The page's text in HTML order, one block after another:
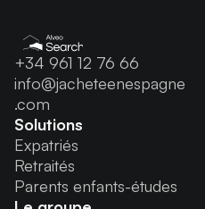
+34 961 12 76 66
info@jacheteenespagne
.com
Solutions
Expatriés
Retraités
Parents enfants-études